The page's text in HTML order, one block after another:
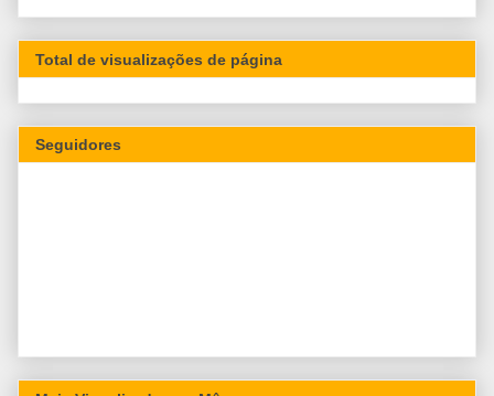
Total de visualizações de página
Seguidores